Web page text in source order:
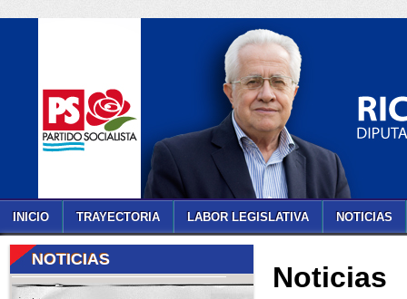
INICIO TRAYECTORIA LABOR LEGISLATIVA NOTICIAS
NOTICIAS
Noticias